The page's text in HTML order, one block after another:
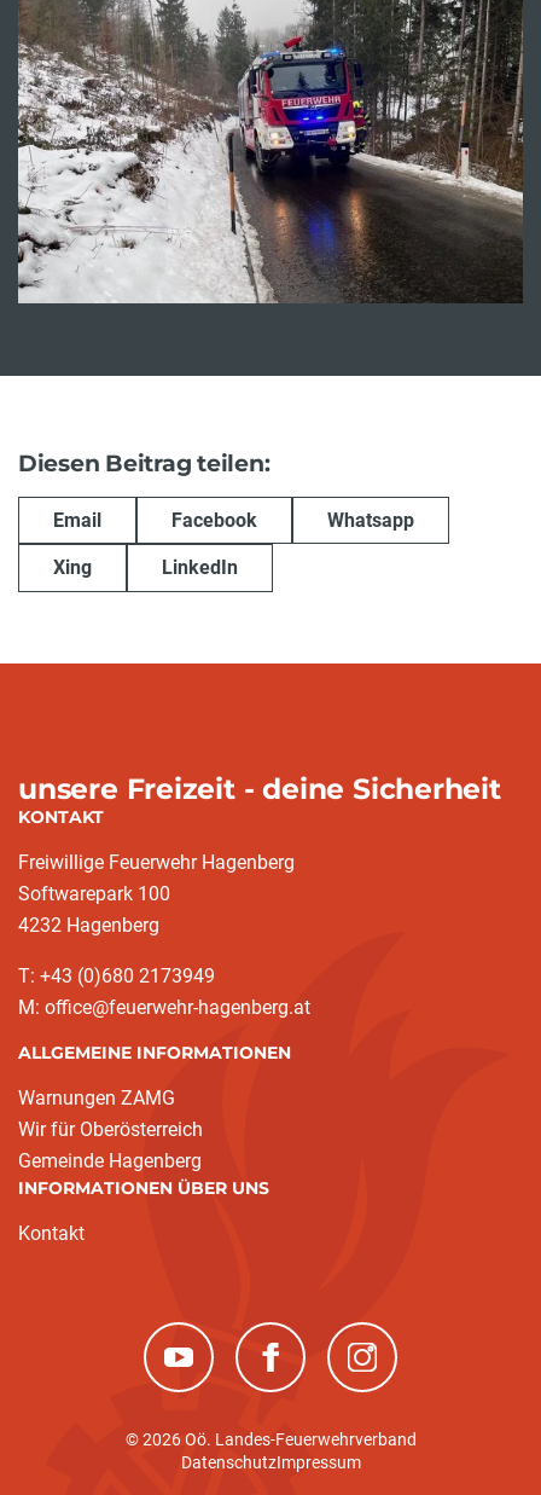
Diesen Beitrag teilen:
Email Facebook Whatsapp
Xing LinkedIn
unsere Freizeit - deine Sicherheit
KONTAKT
Freiwillige Feuerwehr Hagenberg
Softwarepark 100
4232 Hagenberg
T: +43 (0)680 2173949
M: office@feuerwehr-hagenberg.at
ALLGEMEINE INFORMATIONEN
Warnungen ZAMG
Wir für Oberösterreich
Gemeinde Hagenberg
INFORMATIONEN ÜBER UNS
Kontakt
(neues Fenster)(neues Fenster)(neues Fenster)
© 2026 Oö. Landes-Feuerwehrverband
DatenschutzImpressum